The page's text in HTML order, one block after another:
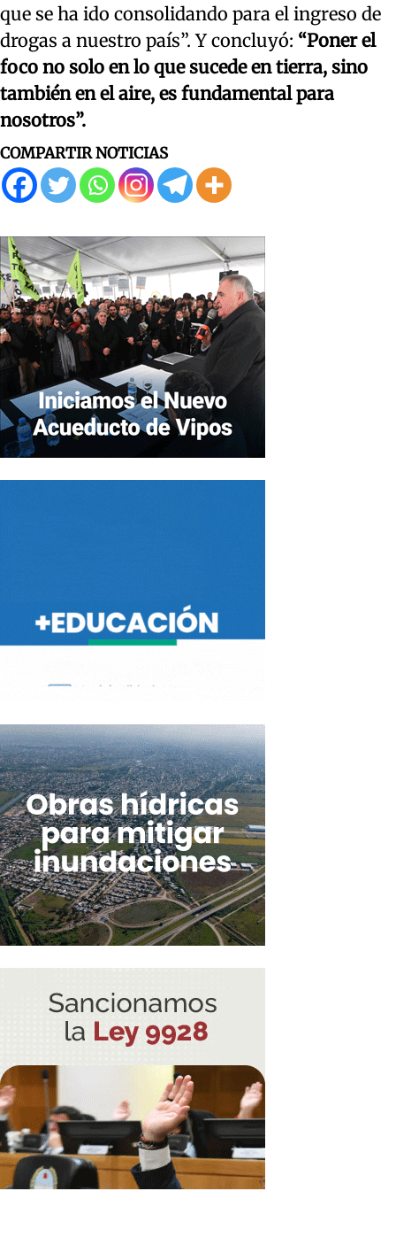
que se ha ido consolidando para el ingreso de
drogas a nuestro país”. Y concluyó: “Poner el
foco no solo en lo que sucede en tierra, sino
también en el aire, es fundamental para
nosotros”.
COMPARTIR NOTICIAS